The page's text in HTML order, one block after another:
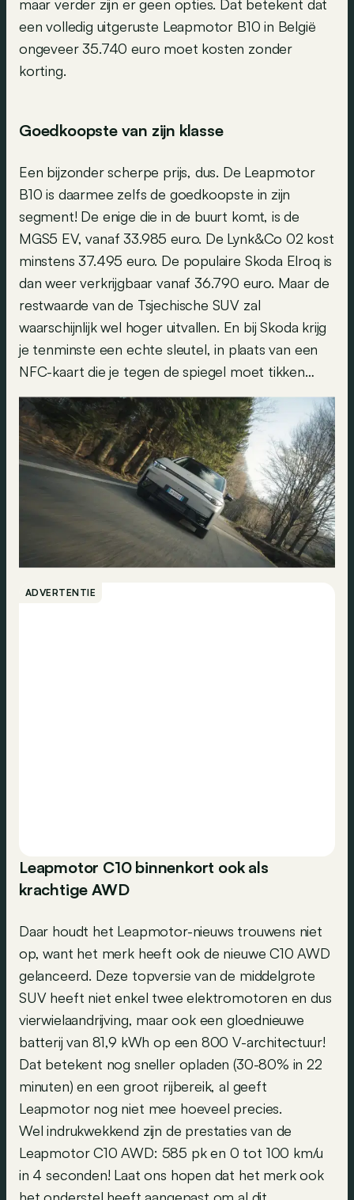
maar verder zijn er geen opties. Dat betekent dat
een volledig uitgeruste Leapmotor B10 in België
ongeveer 35.740 euro moet kosten zonder
korting.
Goedkoopste van zijn klasse
Een bijzonder scherpe prijs, dus. De Leapmotor
B10 is daarmee zelfs de goedkoopste in zijn
segment! De enige die in de buurt komt, is de
MGS5 EV, vanaf 33.985 euro. De Lynk&Co 02 kost
minstens 37.495 euro. De populaire Skoda Elroq is
dan weer verkrijgbaar vanaf 36.790 euro. Maar de
restwaarde van de Tsjechische SUV zal
waarschijnlijk wel hoger uitvallen. En bij Skoda krijg
je tenminste een echte sleutel, in plaats van een
NFC-kaart die je tegen de spiegel moet tikken…
ADVERTENTIE
Leapmotor C10 binnenkort ook als
krachtige AWD
Daar houdt het Leapmotor-nieuws trouwens niet
op, want het merk heeft ook de nieuwe C10 AWD
gelanceerd. Deze topversie van de middelgrote
SUV heeft niet enkel twee elektromotoren en dus
vierwielaandrijving, maar ook een gloednieuwe
batterij van 81,9 kWh op een 800 V-architectuur!
Dat betekent nog sneller opladen (30-80% in 22
minuten) en een groot rijbereik, al geeft
Leapmotor nog niet mee hoeveel precies.
Wel indrukwekkend zijn de prestaties van de
Leapmotor C10 AWD: 585 pk en 0 tot 100 km/u
in 4 seconden! Laat ons hopen dat het merk ook